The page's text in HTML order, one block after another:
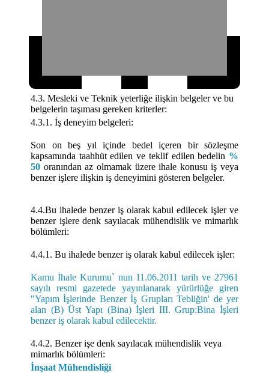
4.3. Mesleki ve Teknik yeterliğe ilişkin belgeler ve bu
belgelerin taşıması gereken kriterler:
4.3.1. İş deneyim belgeleri:
Son on beş yıl içinde bedel içeren bir sözleşme
kapsamında taahhüt edilen ve teklif edilen bedelin %
50 oranından az olmamak üzere ihale konusu iş veya
benzer işlere ilişkin iş deneyimini gösteren belgeler.
4.4.Bu ihalede benzer iş olarak kabul edilecek işler ve
benzer işlere denk sayılacak mühendislik ve mimarlık
bölümleri:
4.4.1. Bu ihalede benzer iş olarak kabul edilecek işler:
Kamu İhale Kurumu` nun 11.06.2011 tarih ve 27961
sayılı resmi gazetede yayınlanarak yürürlüğe giren
"Yapım İşlerinde Benzer İş Grupları Tebliğin' de yer
alan (B) Üst Yapı (Bina) İşleri III. Grup:Bina İşleri
benzer iş olarak kabul edilecektir.
4.4.2. Benzer işe denk sayılacak mühendislik veya
mimarlık bölümleri:
İnşaat Mühendisliği